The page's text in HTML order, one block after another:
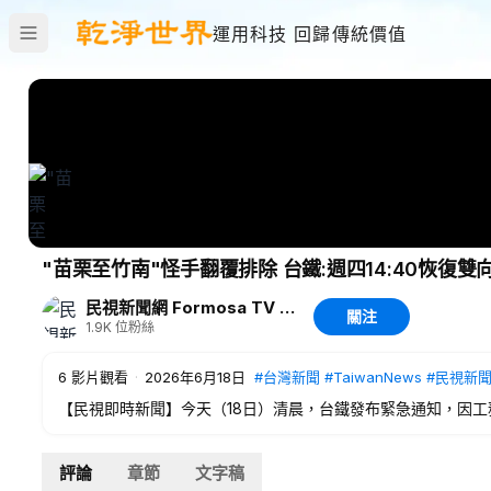
運用科技 回歸傳統價值
"苗栗至竹南"怪手翻覆排除 台鐵:週四14:40恢復雙
民視新聞網 Formosa TV News network
1.9K 位粉絲
關注
6 影片觀看 · 2026年6月18日 #台灣新聞 #TaiwanNews #民視新聞
【民視即時新聞】今天（18日）清晨，台鐵發布緊急通知，因
--
評論 章節 文字稿